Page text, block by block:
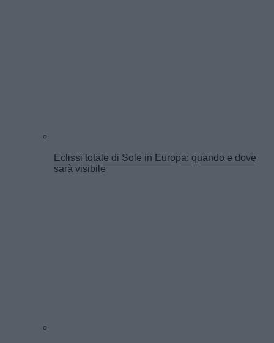
Eclissi totale di Sole in Europa: quando e dove
sarà visibile